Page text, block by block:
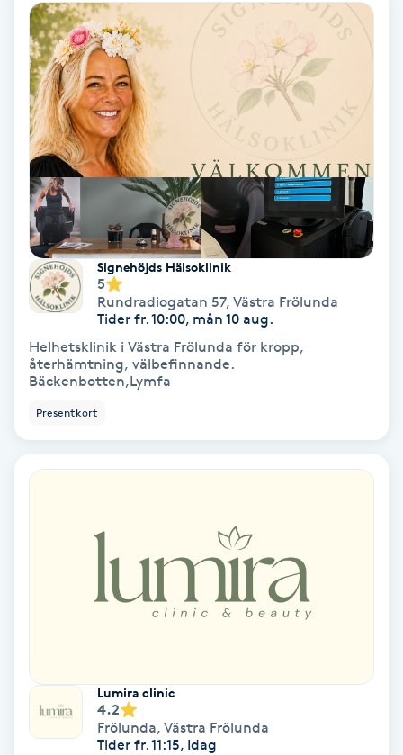
Ansiktsbehandling djuprengörande
Babylights
Balayage
Bambumassage
Barber
Barnklippning
BIAB
Blowout
Bottenfärg
Brynfärgning
Brynplockning
Celluliter
Signehöjds Hälsoklinik
5
Rundradiogatan 57, Västra Frölunda
Tider fr. 10:00, mån 10 aug.
Helhetsklinik i Västra Frölunda för kropp,
återhämtning, välbefinnande.
Bäckenbotten,Lymfa
Presentkort
Lumira clinic
4.2
Frölunda, Västra Frölunda
Tider fr. 11:15, Idag